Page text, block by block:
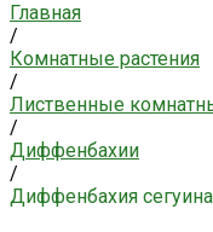
Главная
/
Комнатные растения
/
Лиственные
/
Диффенбахии
/
Диффенбахия